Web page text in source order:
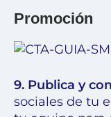
Promoción
9. Publica y
sociales de tu